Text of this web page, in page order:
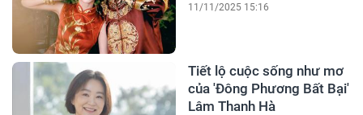
11/11/2025 15:16
Tiết lộ cuộc sống như mơ
của 'Đông Phương Bất Bại'
Lâm Thanh Hà